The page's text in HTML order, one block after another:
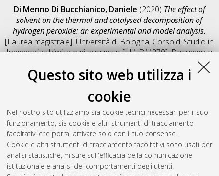
Questo sito web utilizza i
cookie
Nel nostro sito utilizziamo sia cookie tecnici necessari per il suo
funzionamento, sia cookie e altri strumenti di tracciamento
facoltativi che potrai attivare solo con il tuo consenso.
Cookie e altri strumenti di tracciamento facoltativi sono usati per
analisi statistiche, misure sull'efficacia della comunicazione
istituzionale e analisi dei comportamenti degli utenti.
Di Menno Di Bucchianico, Daniele (2020) The effect of
solvent on the thermal and catalysed decomposition of
hydrogen peroxide: an experimental and model analysis.
[Laurea magistrale], Università di Bologna, Corso di Studio in
Ingegneria chimica e di processo [LM-DM270], Documento
Salva citazione
Condividi
Il full-text non è disponibile per scelta dell'autore. (
Abstract
Altri metadati
Gestione del documento: